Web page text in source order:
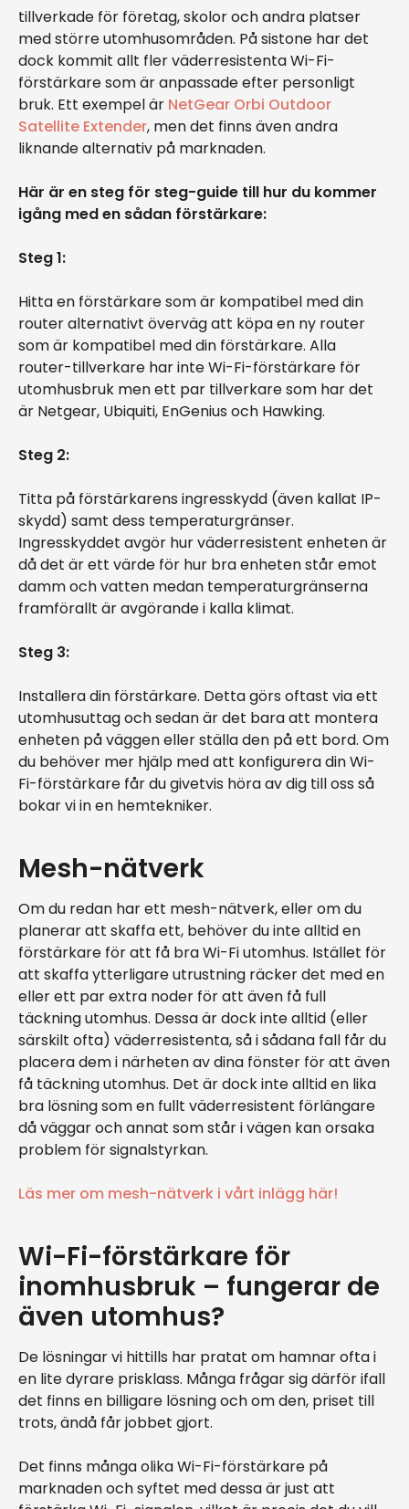
tillverkade för företag, skolor och andra platser
med större utomhusområden. På sistone har det
dock kommit allt fler väderresistenta Wi-Fi-
förstärkare som är anpassade efter personligt
bruk. Ett exempel är NetGear Orbi Outdoor
Satellite Extender, men det finns även andra
liknande alternativ på marknaden.
Här är en steg för steg-guide till hur du kommer
igång med en sådan förstärkare:
Steg 1:
Hitta en förstärkare som är kompatibel med din
router alternativt överväg att köpa en ny router
som är kompatibel med din förstärkare. Alla
router-tillverkare har inte Wi-Fi-förstärkare för
utomhusbruk men ett par tillverkare som har det
är Netgear, Ubiquiti, EnGenius och Hawking.
Steg 2:
Titta på förstärkarens ingresskydd (även kallat IP-
skydd) samt dess temperaturgränser.
Ingresskyddet avgör hur väderresistent enheten är
då det är ett värde för hur bra enheten står emot
damm och vatten medan temperaturgränserna
framförallt är avgörande i kalla klimat.
Steg 3:
Installera din förstärkare. Detta görs oftast via ett
utomhusuttag och sedan är det bara att montera
enheten på väggen eller ställa den på ett bord. Om
du behöver mer hjälp med att konfigurera din Wi-
Fi-förstärkare får du givetvis höra av dig till oss så
bokar vi in en hemtekniker.
Mesh-nätverk
Om du redan har ett mesh-nätverk, eller om du
planerar att skaffa ett, behöver du inte alltid en
förstärkare för att få bra Wi-Fi utomhus. Istället för
att skaffa ytterligare utrustning räcker det med en
eller ett par extra noder för att även få full
täckning utomhus. Dessa är dock inte alltid (eller
särskilt ofta) väderresistenta, så i sådana fall får du
placera dem i närheten av dina fönster för att även
få täckning utomhus. Det är dock inte alltid en lika
bra lösning som en fullt väderresistent förlängare
då väggar och annat som står i vägen kan orsaka
problem för signalstyrkan.
Läs mer om mesh-nätverk i vårt inlägg här!
Wi-Fi-förstärkare för
inomhusbruk – fungerar de
även utomhus?
De lösningar vi hittills har pratat om hamnar ofta i
en lite dyrare prisklass. Många frågar sig därför ifall
det finns en billigare lösning och om den, priset till
trots, ändå får jobbet gjort.
Det finns många olika Wi-Fi-förstärkare på
marknaden och syftet med dessa är just att